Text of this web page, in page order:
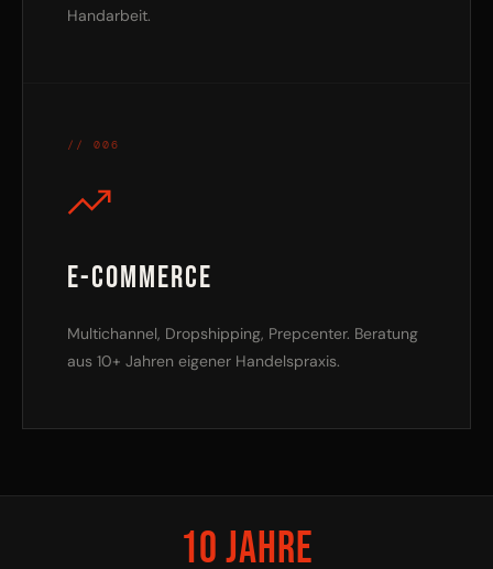
Handarbeit.
// 006
E-Commerce
Multichannel, Dropshipping, Prepcenter. Beratung
aus 10+ Jahren eigener Handelspraxis.
10 Jahre